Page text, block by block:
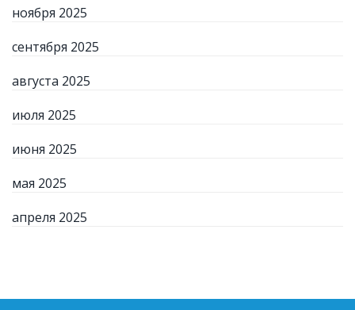
ноября 2025
сентября 2025
августа 2025
июля 2025
июня 2025
мая 2025
апреля 2025